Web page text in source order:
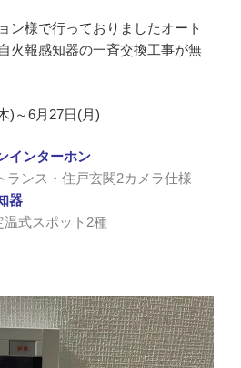
ン様で行っておりましたオート
火報感知器の一斉交換工事が無
)～6月27日(月)
インターホン
ンス・住戸玄関2カメラ仕様
器
温式スポット2種